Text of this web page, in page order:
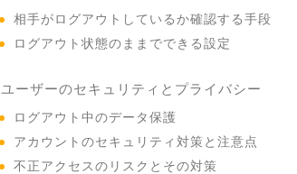
相手がログアウトしているか確認する手段
ログアウト状態のままでできる設定
ユーザーのセキュリティとプライバシー
ログアウト中のデータ保護
アカウントのセキュリティ対策と注意点
不正アクセスのリスクとその対策